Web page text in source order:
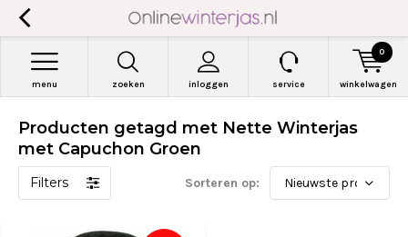
zoeken inloggen
menu service winkelwagen
0
Producten getagd met Nette Winterjas
met Capuchon Groen
Filters Sorteren op: